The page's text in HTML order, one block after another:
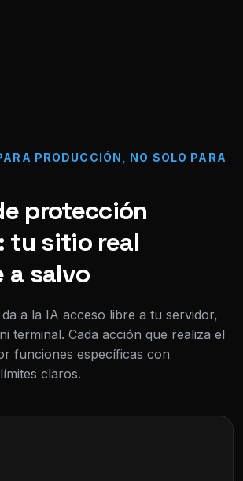
PRODUCCIÓN, NO SOLO PARA
protección
tu sitio real
a salvo
a la IA acceso libre a tu servidor,
terminal. Cada acción que realiza el
funciones específicas con
claros.